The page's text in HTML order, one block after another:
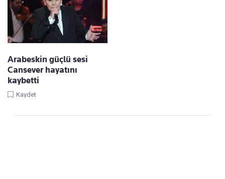
Arabeskin güçlü sesi
Cansever hayatını
kaybetti
Kaydet